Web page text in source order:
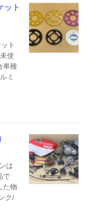
ット
ト
使
車種
ミ
は
で
た物
ク/